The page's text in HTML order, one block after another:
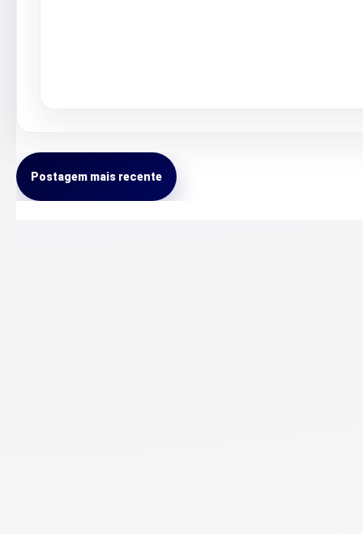
Postagem mais recente